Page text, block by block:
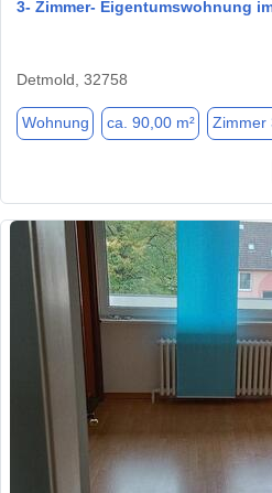
3- Zimmer- Eigentumswohnung
Detmold, 32758
Wohnung ca. 90,00 m² Zimmer